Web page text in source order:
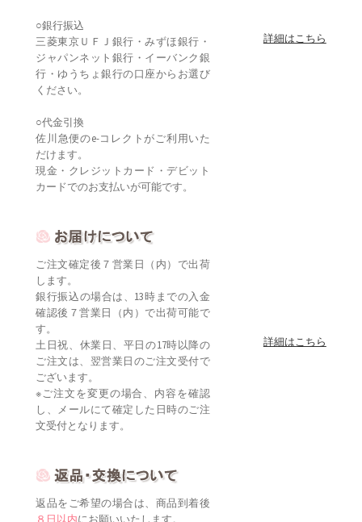
○銀行振込
三菱東京ＵＦＪ銀行・みずほ銀行・
ジャパンネット銀行・イーバンク銀
行・ゆうちょ銀行の口座からお選び
ください。
○代金引換
佐川急便のe-コレクトがご利用いた
だけます。
現金・クレジットカード・デビット
カードでのお支払いが可能です。
詳細はこちら
ご注文確定後７営業日（内）で出荷
します。
銀行振込の場合は、13時までの入金
確認後７営業日（内）で出荷可能で
す。
土日祝、休業日、平日の17時以降の
ご注文は、翌営業日のご注文受付で
ございます。
※ご注文を変更の場合、内容を確認
し、メールにて確定した日時のご注
文受付となります。
詳細はこちら
返品をご希望の場合は、商品到着後
８日以内にお願いいたします。